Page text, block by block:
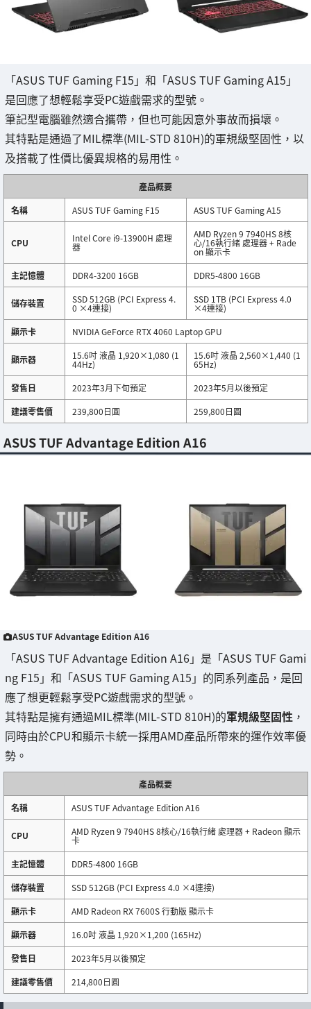
「ASUS TUF Gaming F15」和「ASUS TUF Gaming A15」
是回應了想輕鬆享受PC遊戲需求的型號。
筆記型電腦雖然適合攜帶，但也可能因意外事故而損壞。
其特點是通過了MIL標準(MIL-STD 810H)的軍規級堅固性，以
及搭載了性價比優異規格的易用性。
產品概要
名稱
ASUS TUF Gaming F15 ASUS TUF Gaming A15
CPU Intel Core i9-13900H 處理
器
AMD Ryzen 9 7940HS 8核
心/16執行緒 處理器 + Rade
on 顯示卡
主記憶體
DDR4-3200 16GB DDR5-4800 16GB
儲存裝置 SSD 512GB (PCI Express 4.
0 ×4連接)
SSD 1TB (PCI Express 4.0
×4連接)
顯示卡
NVIDIA GeForce RTX 4060 Laptop GPU
顯示器 15.6吋 液晶 1,920×1,080 (1
44Hz)
15.6吋 液晶 2,560×1,440 (1
65Hz)
發售日
2023年3月下旬預定
2023年5月以後預定
建議零售價
239,800日圓 259,800日圓
ASUS TUF Advantage Edition A16
ASUS TUF Advantage Edition A16
「ASUS TUF Advantage Edition A16」是「ASUS TUF Gami
ng F15」和「ASUS TUF Gaming A15」的同系列產品，是回
應了想更輕鬆享受PC遊戲需求的型號。
其特點是擁有通過MIL標準(MIL-STD 810H)的軍規級堅固性 ，
同時由於CPU和顯示卡統一採用AMD產品所帶來的運作效率優
勢。
產品概要
名稱
ASUS TUF Advantage Edition A16
CPU AMD Ryzen 9 7940HS 8核心/16執行緒 處理器 + Radeon 顯示
卡
主記憶體
DDR5-4800 16GB
儲存裝置
SSD 512GB (PCI Express 4.0 ×4連接)
顯示卡
AMD Radeon RX 7600S 行動版 顯示卡
顯示器
16.0吋 液晶 1,920×1,200 (165Hz)
發售日
2023年5月以後預定
建議零售價
214,800日圓